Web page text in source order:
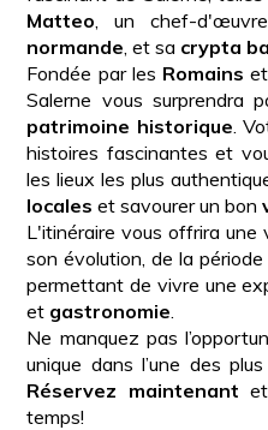
Matteo , un chef-
normande , et sa crypta
Fondée par les Romains
Salerne vous surprendra
patrimoine historique .
histoires fascinantes et
les lieux les plus
locales et savourer un bon
L'itinéraire vous offrira une
son évolution, de la période
permettant de vivre une
et gastronomie
Ne manquez pas
unique dans l’une des
Réservez maintenant
temps!